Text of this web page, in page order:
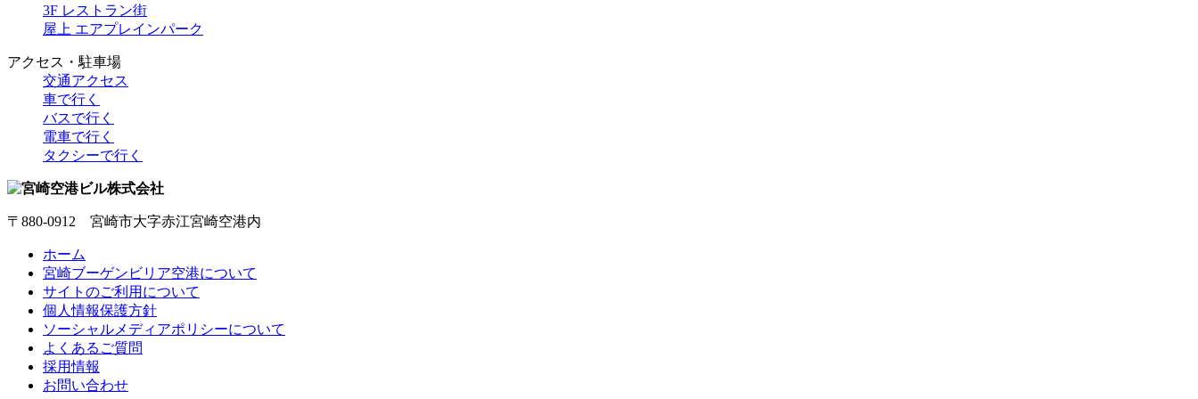
3F レストラン街
屋上 エアプレインパーク
アクセス・駐車場
交通アクセス
車で行く
バスで行く
電車で行く
タクシーで行く
〒880-0912 宮崎市大字赤江宮崎空港内
ホーム
宮崎ブーゲンビリア空港について
サイトのご利用について
個人情報保護方針
ソーシャルメディアポリシーについて
よくあるご質問
採用情報
お問い合わせ